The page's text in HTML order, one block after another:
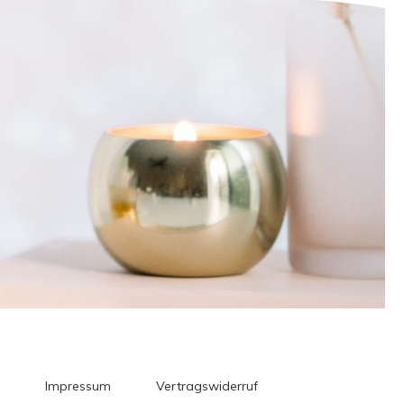
Impressum Vertragswiderruf